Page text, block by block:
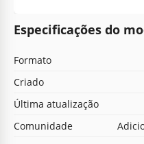
Especificações do
Formato
Criado
Última atualização
Comunidade